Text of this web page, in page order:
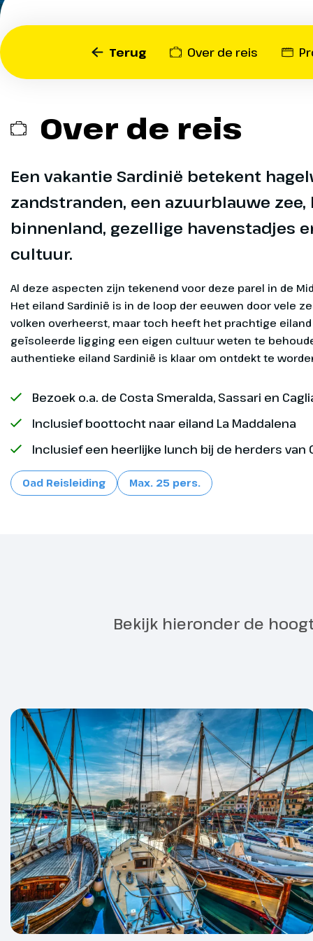
Terug Over de reis
Over de reis
Een vakantie Sardinië betekent
zandstranden, een azuurblauwe
binnenland, gezellige havenstadjes
cultuur.
Al deze aspecten zijn tekenend voor deze parel in de
Het eiland Sardinië is in de loop der eeuwen door vele
volken overheerst, maar toch heeft het prachtige
geïsoleerde ligging een eigen cultuur weten te
authentieke eiland Sardinië is klaar om ontdekt te
Bezoek o.a. de Costa Smeralda, Sassari en
Inclusief boottocht naar eiland La Maddalena
Inclusief een heerlijke lunch bij de herders van
Oad Reisleiding Max. 25 pers.
Bekijk hieronder de
stranden, azuurblauwe
Dag 1 Heenreis
25 km
omgeving
Afhankelijk
bij het hotel
een bezoek
de
verblijven
San Teodoro.
aan boord
Maddalena.
Maddalena
18e
oftewel de
Sardinië
Dag 3
185 km
Optioneel
boeken